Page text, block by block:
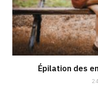
Épilation des